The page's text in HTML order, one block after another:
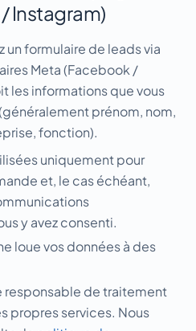
Instagram)
formulaire de leads via
Meta (Facebook /
les informations que vous
prénom, nom,
fonction).
uniquement pour
et, le cas échéant,
y avez consenti.
loue vos données à des
responsable de traitement
propres services. Nous